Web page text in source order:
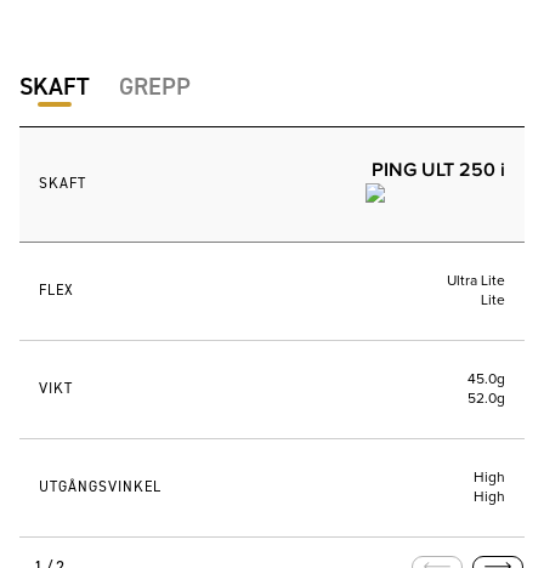
SKAFT GREPP
SKAFT
PING ULT 250 i
FLEX
Ultra Lite
Lite
VIKT
45.0g
52.0g
UTGÅNGSVINKEL
High
High